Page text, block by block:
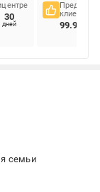
30
дней
клиентов
99.98%
семьи